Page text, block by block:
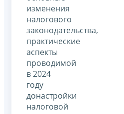
изменения
налогового
законодательства,
практические
аспекты
проводимой
в 2024
году
донастройки
налоговой